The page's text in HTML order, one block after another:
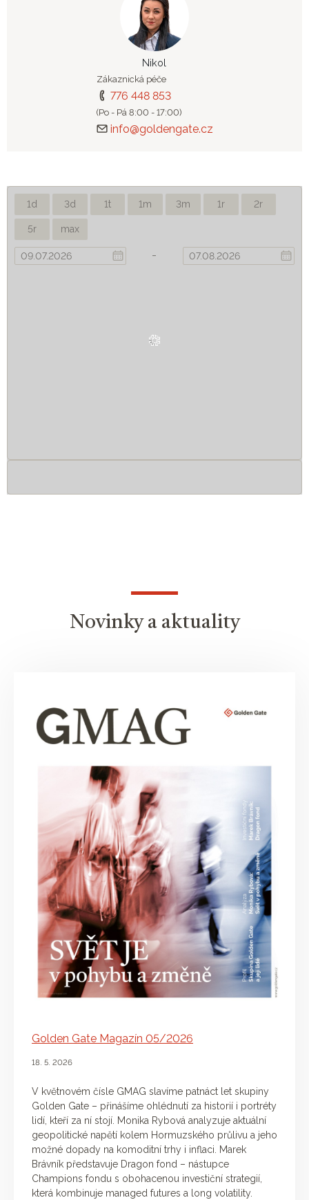
Nikol
Zákaznická péče
776 448 853
(Po - Pá 8:00 - 17:00)
info@goldengate.cz
1d 3d 1t 1m 3m 1r 2r
5r max
-
Novinky a aktuality
Golden Gate Magazín 05/2026
18. 5. 2026
V květnovém čísle GMAG slavíme patnáct let skupiny
Golden Gate – přinášíme ohlédnutí za historií i portréty
lidí, kteří za ní stojí. Monika Rybová analyzuje aktuální
geopolitické napětí kolem Hormuzského průlivu a jeho
možné dopady na komoditní trhy i inflaci. Marek
Brávník představuje Dragon fond – nástupce
Champions fondu s obohacenou investiční strategií,
která kombinuje managed futures a long volatility.